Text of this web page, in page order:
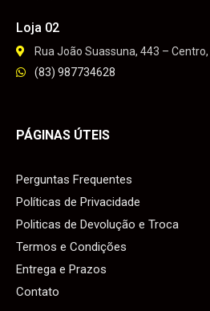
Loja 02
Rua João Suassuna, 443 –
(83) 987734628
PÁGINAS ÚTEIS
Perguntas Frequentes
Políticas de Privacidade
Politicas de Devolução e Troca
Termos e Condições
Entrega e Prazos
Contato